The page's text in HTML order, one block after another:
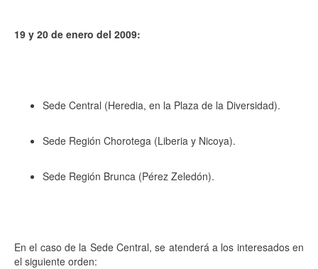
19 y 20 de enero del 2009:
Sede Central (Heredia, en la Plaza de la Diversidad).
Sede Región Chorotega (Liberia y Nicoya).
Sede Región Brunca (Pérez Zeledón).
En el caso de la Sede Central, se atenderá a los interesados en
el siguiente orden: